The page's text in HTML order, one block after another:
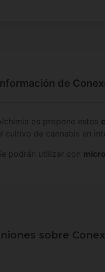
de
os propone estos
cultivo de cannabis en
podrán utilizar con
sobre